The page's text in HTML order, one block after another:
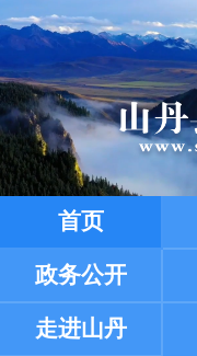
首页
政务公开
走进山丹